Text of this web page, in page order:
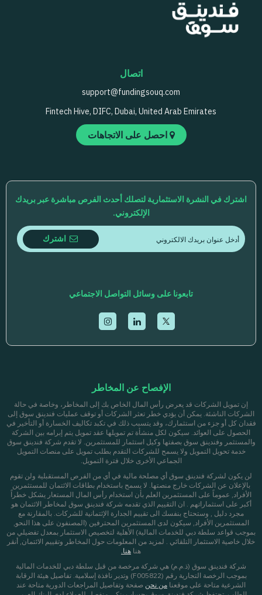
اتصال
support@fundingsouq.com
Fintech Hive, DIFC, Dubai, United Arab Emirates
احصل على الاتجاهات
اشترك في النشرة الاستثمارية لتصلك أحدث الفرص مباشرة عبر بريدك
الإلكتروني.
اشترك
تابعونا على وسائل التواصل الاجتماعي
الإفصاح عن المخاطر
إن تمويل الشركات قد يعرض رأس المال الخاص بك إلى المخاطر، وخاصة في حالة
الشركات الناشئة. يمكن أن يؤدي خطر تعثر الشركات أو توقف عمليات فندينق سوق إلى
فقدان كل أو جزء من استثمارك، وقد يتسبب ذلك في تكبد تكاليف الخسارة أو التأخير في
الحصول على العوائد. سيكون لكل منشأة تم تمويلها عقد تمويل يتم إبرامه بين الشركة
والمستثمر وفندينق سوق بصفتها وكيل استثمار للمستثمرين. لا تقدم شركة فندينق سوق
خدمة تحويل التمويل ولا يسمح للشركات التقدم بطلب تمويل على منصات التمويل
الجماعي الأخرى خلال فترة التمويل.
لن يكون لشركة فندينق سوق أي مصلحة مالية في أي من الفرص المستقبلية ولن تقوم
بالإعلان عن الشركات خارج منصتها. لا يسمح باستخدام بطاقات الائتمان للمستثمرين
الأفراد, عموماً على المستثمرين العلم بأن استخدام رأس المال المستعار يشكل خطراً
أكبر على استثماراتهم . ان التقييم الذي تقدمه شركة فندينق سوق لمخاطر الائتمان هو
مجرد دليل , وستحتاج بنفسك الى تقييم الجدارة الإئتمانية للشركات. بالمقارنة مع
المستثمرين الأفراد, سيكون لدى المستثمرين المحترفين (المصنفون على هذا النحو,
بموجب قواعد سلطة دبي للخدمات المالية) الأهلية لتخصيص الاستثمار بمعدل تفضيلي من
خلال خاصية الاستثمار التلقائي . لمزيد من المعلومات حول المخاطر وتقييم الائتمان, أنقر
هنا هنا.
شركة فندينق سوق (ذ.م.م) هي شركة مرخصة من قبل سلطة دبي للخدمات المالية
بموجب الرخصة التجارية رقم (F005822) وتدير نافذة إسلامية. تفاصيل هيئة الرقابة
الشرعية متاحة على موقعنا من نحن صفحة وتفاصيل المراجعات الدورية متاحة عند